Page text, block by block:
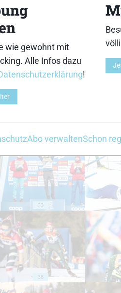
23
33
38
wie gewohnt mit
Alle Infos dazu
!
Abo verwaltenSchon